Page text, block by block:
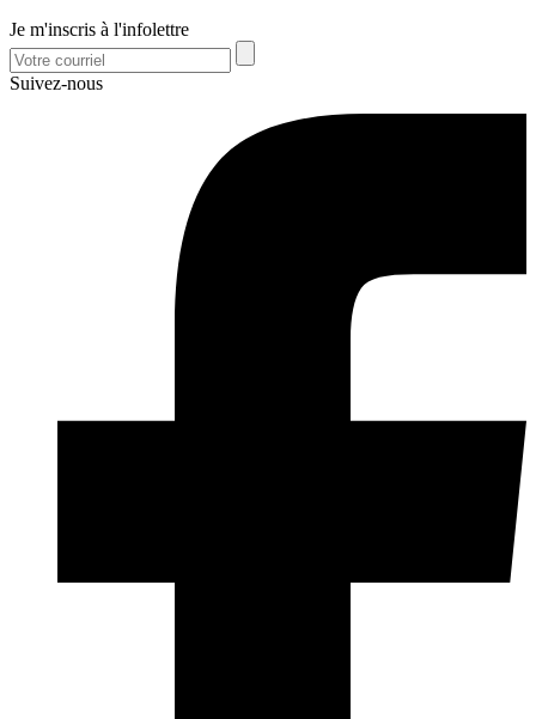
Je m'inscris à l'infolettre
Suivez-nous